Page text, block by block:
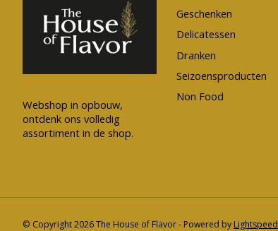
Webshop in opbouw,
ontdenk ons volledig
assortiment in de shop.
Geschenken
Delicatessen
Dranken
Seizoensproducten
Non Food
© Copyright 2026 The House of Flavor - Powered by Lightspeed